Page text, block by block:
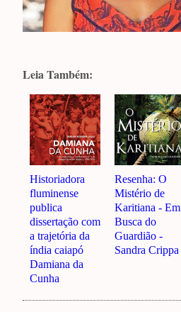
Leia Também:
Historiadora
fluminense
publica
dissertação com
a trajetória da
índia caiapó
Damiana da
Cunha
Resenha: O
Mistério de
Karitiana - Em
Busca do
Guardião -
Sandra Crippa